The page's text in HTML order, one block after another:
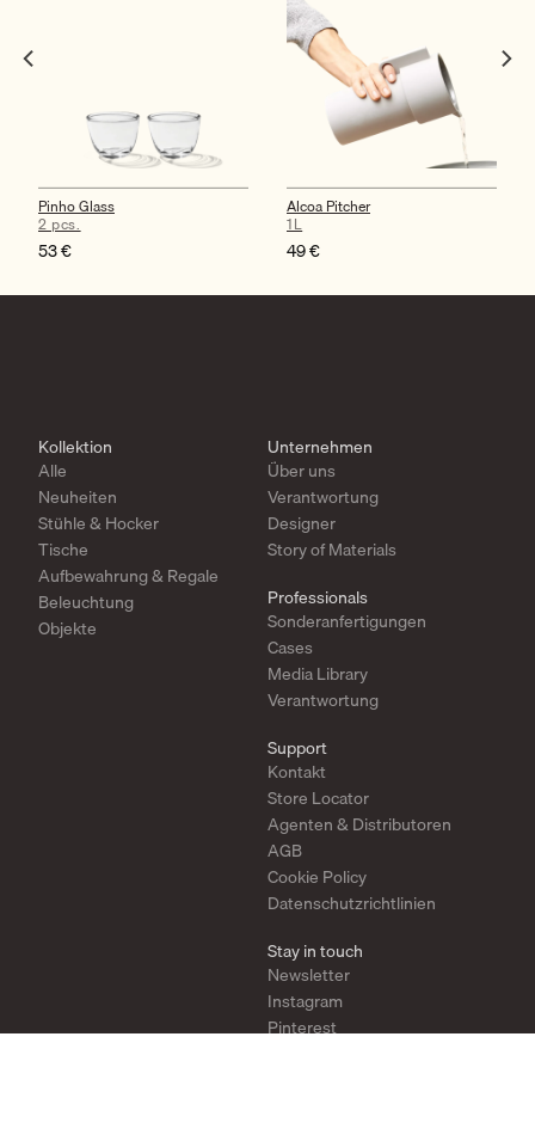
Pinho Glass
2 pcs.
53€
Alcoa Pitcher
1L
49€
Kollektion
Alle
Neuheiten
Stühle & Hocker
Tische
Aufbewahrung & Regale
Beleuchtung
Objekte
Unternehmen
Über uns
Verantwortung
Designer
Story of Materials
Professionals
Sonderanfertigungen
Cases
Media Library
Verantwortung
Support
Kontakt
Store Locator
Agenten & Distributoren
AGB
Cookie Policy
Datenschutzrichtlinien
Stay in touch
Newsletter
Instagram
Pinterest